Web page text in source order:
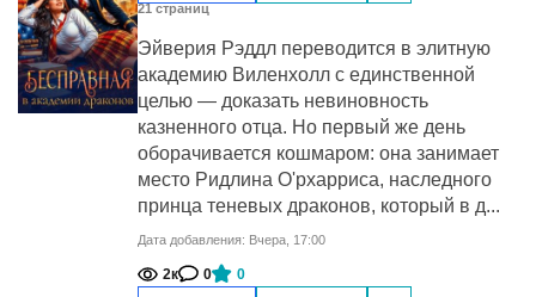
21cтраниц
Эйверия Рэддл переводится в элитную
академию Виленхолл с единственной
целью — доказать невиновность
казненного отца. Но первый же день
оборачивается кошмаром: она занимает
место Ридлина О'рхарриса, наследного
принца теневых драконов, который в д...
Дата добавления: Вчера, 17:00
2к 0 0